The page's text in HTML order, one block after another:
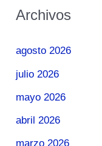
Archivos
agosto 2026
julio 2026
mayo 2026
abril 2026
marzo 2026